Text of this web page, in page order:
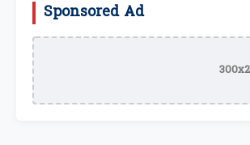
Sponsored Ad